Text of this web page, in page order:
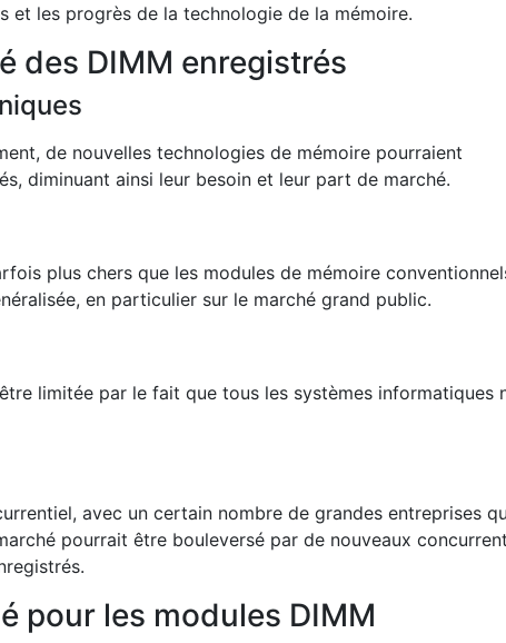
et les progrès de la technologie de la mémoire.
des DIMM enregistrés
de nouvelles technologies de mémoire pourraient
diminuant ainsi leur besoin et leur part de marché.
plus chers que les modules de mémoire
en particulier sur le marché grand public.
limitée par le fait que tous les systèmes informatiques
avec un certain nombre de grandes entreprises
pourrait être bouleversé par de nouveaux
pour les modules DIMM